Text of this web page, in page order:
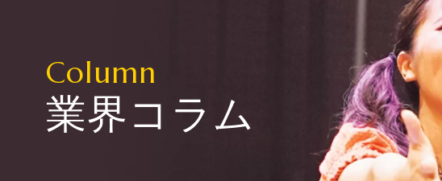
学校紹介・教育システム
Column
業界コラム